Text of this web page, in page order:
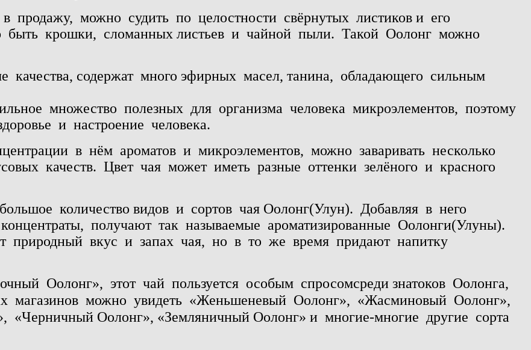
в продажу, можно судить по целостности свёрнутых листиков и его
быть крошки, сломанных листьев и чайной пыли. Такой Оолонг можно
качества, содержат много эфирных масел, танина, обладающего сильным
множество полезных для организма человека микроэлементов, поэтому
и настроение человека.
в нём ароматов и микроэлементов, можно заваривать несколько
качеств. Цвет чая может иметь разные оттенки зелёного и красного
большое количество видов и сортов чая Оолонг(Улун). Добавляя в него
концентраты, получают так называемые ароматизированные Оолонги(Улуны).
природный вкус и запах чая, но в то же время придают напитку
Оолонг», этот чай пользуется особым спросомсреди знатоков Оолонга,
магазинов можно увидеть «Женьшеневый Оолонг», «Жасминовый Оолонг»,
«Черничный Оолонг», «Земляничный Оолонг» и многие-многие другие сорта